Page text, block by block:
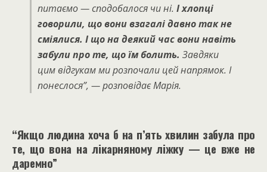
питаємо — сподобалося чи ні. І хлопці
говорили, що вони взагалі давно так не
сміялися. І що на деякий час вони навіть
забули про те, що їм болить. Завдяки
цим відгукам ми розпочали цей напрямок. І
понеслося”, — розповідає Марія.
“Якщо людина хоча б на п’ять хвилин забула про
те, що вона на лікарняному ліжку — це вже не
даремно”